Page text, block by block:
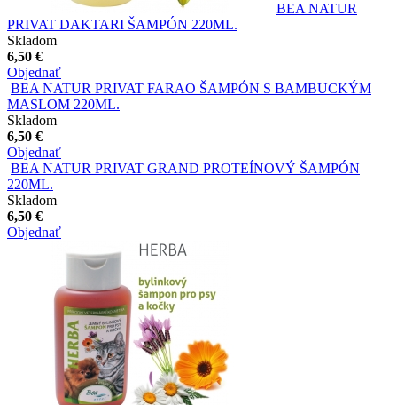
BEA NATUR
PRIVAT DAKTARI ŠAMPÓN 220ML.
Skladom
6,50 €
Objednať
BEA NATUR PRIVAT FARAO ŠAMPÓN S BAMBUCKÝM
MASLOM 220ML.
Skladom
6,50 €
Objednať
BEA NATUR PRIVAT GRAND PROTEÍNOVÝ ŠAMPÓN
220ML.
Skladom
6,50 €
Objednať